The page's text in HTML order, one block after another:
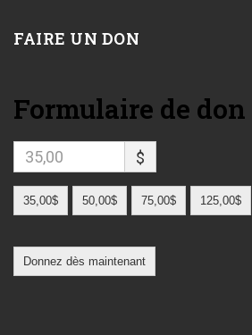
FAIRE UN DON
Formulaire de don
$
35,00$ 50,00$ 75,00$ 125,00$
Donnez dès maintenant